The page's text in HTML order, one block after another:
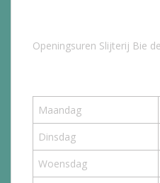
Openingsuren Slijterij Bie
Maandag
Dinsdag
Woensdag